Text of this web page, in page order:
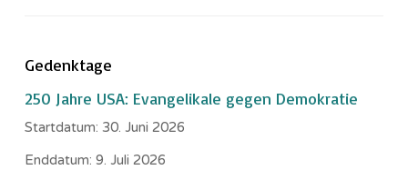
Gedenktage
250 Jahre USA: Evangelikale gegen Demokratie
Startdatum: 30. Juni 2026
Enddatum: 9. Juli 2026